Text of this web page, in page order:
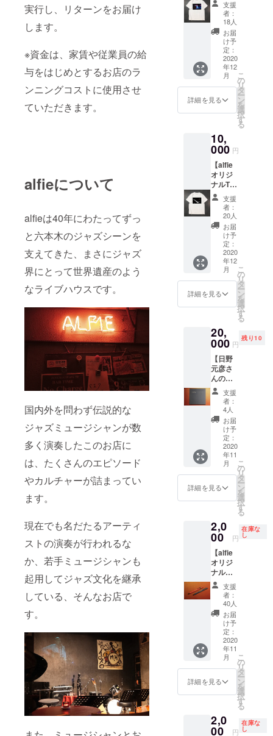
実行し、リターンをお届け
します。
※資金は、家賃や従業員の給
与をはじめとするお店のラ
ンニングコストに使用させ
ていただきます。
alfieについて
alfieは40年にわたってずっ
と六本木のジャズシーンを
支えてきた、まさにジャズ
界にとって世界遺産のよう
なライブハウスです。
国内外を問わず伝説的な
ジャズミュージシャンが数
多く演奏したこのお店に
は、たくさんのエピソード
やカルチャーが詰まってい
ます。
現在でも名だたるアーティ
ストの演奏が行われるな
か、若手ミュージシャンも
起用してジャズ文化を継承
している、そんなお店で
す。
70c 身
幅 46c
袖丈
17c 肩
幅 44c
Mサイ
ズ 着丈
72c 身
幅 51c
袖丈
17c 肩
Lサイズ
75c 身
幅 55c
袖丈
19c 肩
幅 51c
XLサイ
ズ 着丈
79c 身
幅 60c
袖丈
20c 肩
幅 58c
piano①
のオリ
ジナルT
シャツ
です。
白と黒
の2種類
からお
選び頂
けま
す。 S
ズ、M
サイ
ズ、Lサ
イズ、
XLサイ
ズの4種
類から
お選び
いただ
けま
す。 S
サイズ
着丈
70c 身
幅 46c
袖丈
17c 肩
72c 身
幅 51c
袖丈
17c 肩
幅 47c
Lサイズ
着丈
75c 身
幅 55c
袖丈
19c 肩
幅 51c
XLサイ
ズ 着丈
79c 身
幅 60c
袖丈
支援
者：
18人
お届
け予
定：
2020
年12
月
詳細を見る
こ
の
リ
タ
ー
ン
を
選
択
す
る
10,
000 円
【alfie
オリジ
ナルT
シャツ
piano②
のオリ
ジナルT
シャツ
です。
白と黒
の2種類
からお
選び頂
けま
す。 S
ズ、M
サイ
ズ、Lサ
イズ、
XLサイ
ズの4種
類から
お選び
いただ
けま
す。 S
サイズ
着丈
70c 身
幅 46c
袖丈
17c 肩
72c 身
幅 51c
袖丈
17c 肩
幅 47c
Lサイズ
着丈
75c 身
幅 55c
袖丈
19c 肩
幅 51c
XLサイ
ズ 着丈
79c 身
幅 60c
袖丈
支援
者：
20人
お届
け予
定：
2020
年12
月
詳細を見る
こ
の
リ
タ
ー
ン
を
選
択
す
る
20,
000 円
残り10
【日野
元彦さ
んの写
真集
『TOKO
memori
es of
Motohik
Hino』
】＋お
礼の
メッ
セージ
写真家
の蓮井
んによ
る日野
元彦さ
んの写
真集で
す。 現
在は非
売品と
なって
おり、
歴史あ
る写真
集と
なって
おりま
す。
支援
者：
4人
お届
け予
定：
2020
年11
月
詳細を見る
こ
の
リ
タ
ー
ン
を
選
択
す
る
2,0
00 円
在庫な
し
【alfie
オリジ
ナル
ボール
ペン
（青）
】 黒色
のイン
クで
す。 書
きやす
さを重
視した
こだわ
りの
ボール
す。
支援
者：
40人
お届
け予
定：
2020
年11
月
詳細を見る
こ
の
リ
タ
ー
ン
を
選
択
す
る
2,0
00 円
在庫な
し